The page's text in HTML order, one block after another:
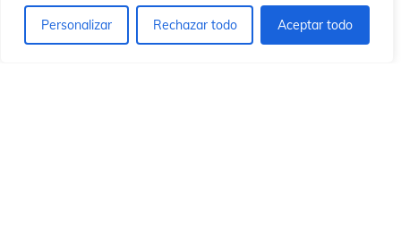
Personalizar Rechazar todo Aceptar todo